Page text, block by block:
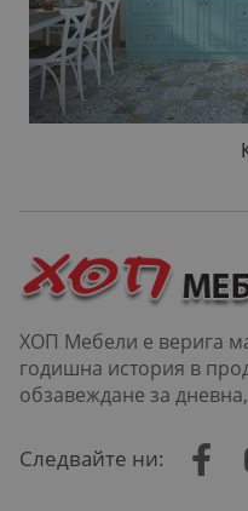
ХОП Мебели е верига
годишна история в продажбата на мебели, кухни,
обзавеждане за
Следвайте ни: